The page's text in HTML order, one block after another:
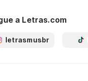
a Letras.com
letrasmusbr